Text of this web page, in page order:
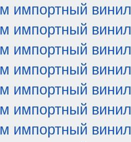
импортный винил
импортный винил
импортный винил
импортный винил
импортный винил
импортный винил
импортный винил